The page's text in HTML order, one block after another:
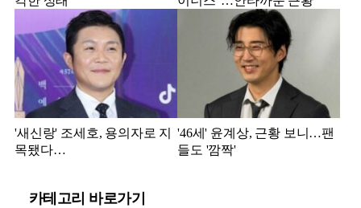
'새신랑' 조세호, 용의자로 지
목됐다…
'46세' 윤계상, 근황 보니…팬
들도 '깜짝'
카테고리 바로가기